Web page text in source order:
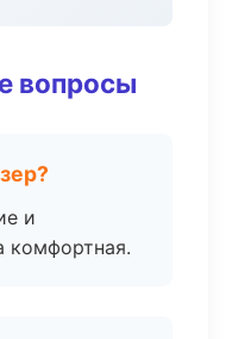
вопросы
и
комфортная.